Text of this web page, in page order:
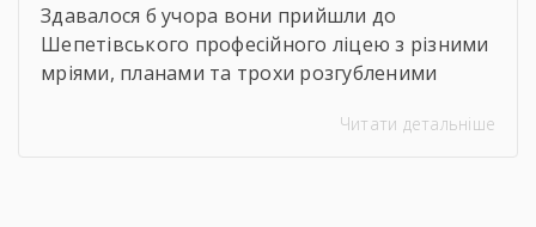
Здавалося б учора вони прийшли до
Шепетівського професійного ліцею з різними
мріями, планами та трохи розгубленими
дипломами, професією в руках і впевненістю,
Читати детальніше